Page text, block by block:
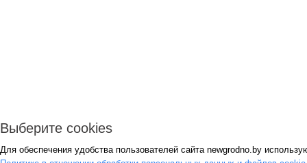
Выберите cookies
Для обеспечения удобства пользователей сайта newgrodno.by